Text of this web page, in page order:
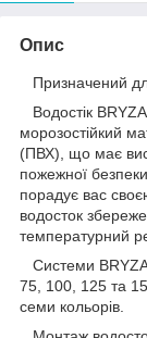
Опис
Призначений
Водостік
морозостійкий
(ПВХ), що має
пожежної
порадує вас
водосток
температурний
Системи BRYZA
75, 100, 125 та
семи кольорів.